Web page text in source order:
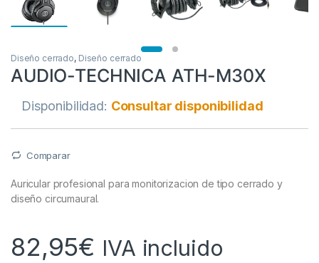
Diseño cerrado, Diseño cerrado
AUDIO-TECHNICA ATH-M30X
Disponibilidad: Consultar disponibilidad
Comparar
Auricular profesional para monitorizacion de tipo cerrado y
diseño circumaural.
82,95€ IVA incluido